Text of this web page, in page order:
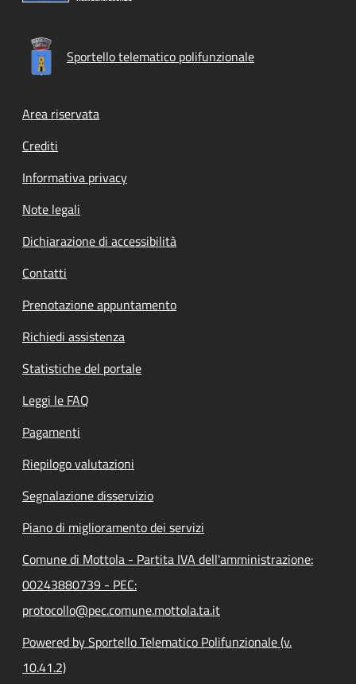
Sportello telematico polifunzionale
Footer menu
Area riservata
Crediti
Informativa privacy
Note legali
Dichiarazione di accessibilità
Contatti
Prenotazione appuntamento
Richiedi assistenza
Statistiche del portale
Leggi le FAQ
Pagamenti
Riepilogo valutazioni
Segnalazione disservizio
Piano di miglioramento dei servizi
Comune di Mottola - Partita IVA dell'amministrazione:
00243880739 - PEC:
protocollo@pec.comune.mottola.ta.it
Powered by Sportello Telematico Polifunzionale (v.
10.41.2)